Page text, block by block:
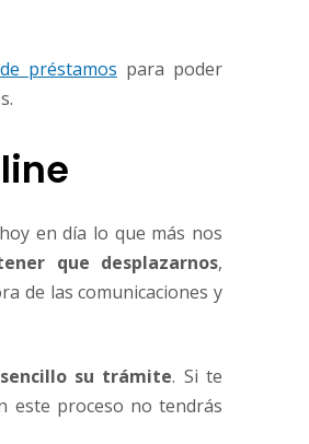
préstamos para poder
en día lo que más nos
que desplazarnos,
de las comunicaciones y
su trámite. Si te
este proceso no tendrás